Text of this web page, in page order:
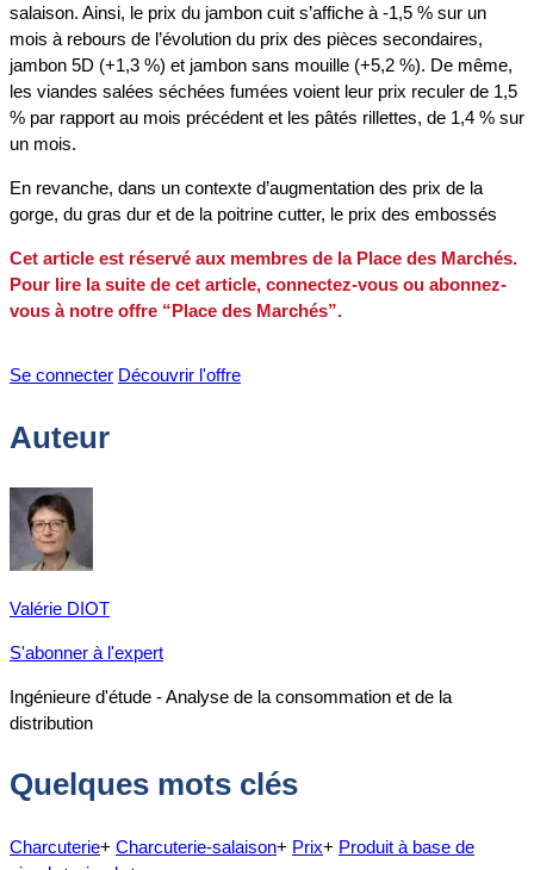
salaison. Ainsi, le prix du jambon cuit s’affiche à -1,5 % sur un
mois à rebours de l’évolution du prix des pièces secondaires,
jambon 5D (+1,3 %) et jambon sans mouille (+5,2 %). De même,
les viandes salées séchées fumées voient leur prix reculer de 1,5
% par rapport au mois précédent et les pâtés rillettes, de 1,4 % sur
un mois.
En revanche, dans un contexte d’augmentation des prix de la
gorge, du gras dur et de la poitrine cutter, le prix des embossés
Cet article est réservé aux membres de la Place des Marchés.
Pour lire la suite de cet article, connectez-vous ou abonnez-
vous à notre offre “Place des Marchés”.
Se connecter Découvrir l'offre
Auteur
Valérie DIOT
S'abonner à l'expert
Ingénieure d'étude - Analyse de la consommation et de la
distribution
Quelques mots clés
Charcuterie+ Charcuterie-salaison+ Prix+ Produit à base de